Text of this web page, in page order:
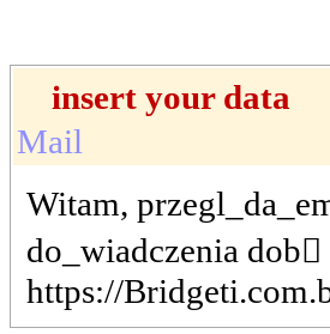
insert your data
Mail
Witam,
do_wiadczenia
https://